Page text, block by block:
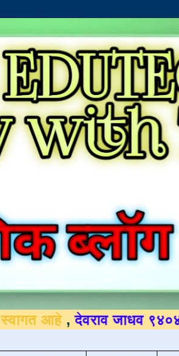
,देवराव जाधव ९४०४३६४५०९ .